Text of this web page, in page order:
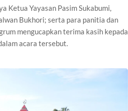
Ketua Yayasan Pasim Sukabumi,
Bukhori; serta para panitia dan
mengucapkan terima kasih kepada
acara tersebut.